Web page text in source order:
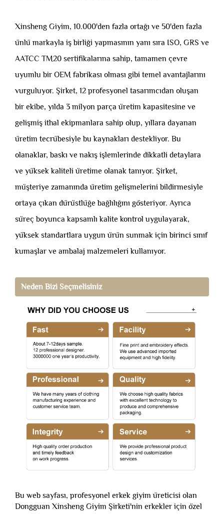
Xinsheng Giyim, 10.000'den fazla ortağı ve 50'den fazla
ünlü markayla iş birliği yapmasının yanı sıra ISO, GRS ve
AATCC TM20 sertifikalarına sahip, tamamen çevre
uyumlu bir OEM fabrikası olması gibi temel avantajlarını
vurguluyor. Şirket, 12 profesyonel tasarımcıdan oluşan
bir ekibe, yılda 3 milyon parça üretim kapasitesine ve
gelişmiş ithal ekipmanlara sahip olup, yıllara dayanan
üretim tecrübesiyle bu kaynakları destekliyor. Bu
olanaklar, baskı ve nakış işlemlerinde dikkatli detaylara
ve yüksek kaliteli üretime olanak tanıyor. Şirket,
müşteriye zamanında üretim gelişmelerini bildirmesiyle
ortaya çıkan dürüstlüğe bağlılığını gösteriyor. Ayrıca
süreç boyunca kapsamlı kalite kontrol uygulayarak,
yüksek standartlara uygun ürün sunmak için birinci sınıf
kumaşlar ve ambalaj malzemeleri kullanıyor.
Neden Bizi Seçmelisiniz
Bu web sayfası, profesyonel erkek giyim üreticisi olan
Dongguan Xinsheng Giyim Şirketi'nin erkekler için özel